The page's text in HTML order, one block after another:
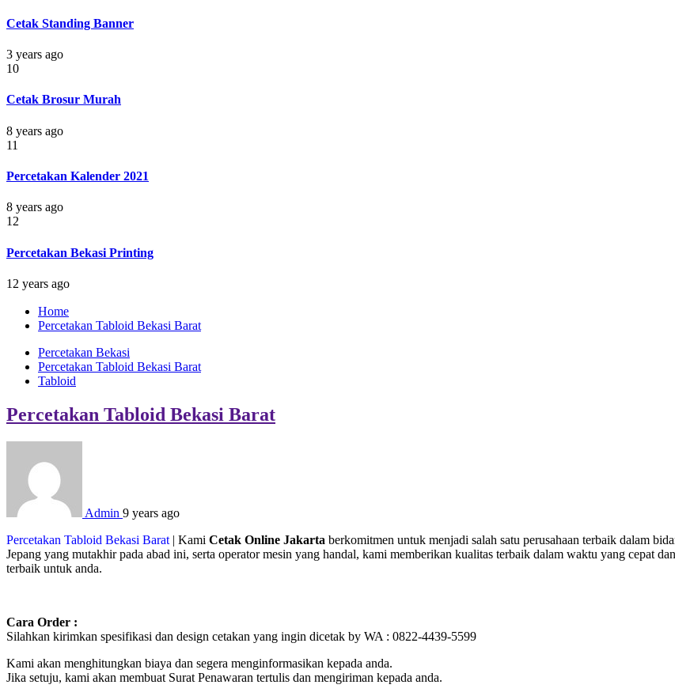
Cetak Standing Banner
3 years ago
10
Cetak Brosur Murah
8 years ago
11
Percetakan Kalender 2021
8 years ago
12
Percetakan Bekasi Printing
12 years ago
Home
Percetakan Tabloid Bekasi Barat
Percetakan Bekasi
Percetakan Tabloid Bekasi Barat
Tabloid
Percetakan Tabloid Bekasi Barat
Admin 9 years ago
Percetakan Tabloid Bekasi Barat | Kami Cetak Online Jakarta berkomitmen untuk menjadi salah satu perusahaan terbaik dalam
Jepang yang mutakhir pada abad ini, serta operator mesin yang handal, kami memberikan kualitas terbaik dalam waktu yang cepat
terbaik untuk anda.
Cara Order :
Silahkan kirimkan spesifikasi dan design cetakan yang ingin dicetak by WA : 0822-4439-5599
Kami akan menghitungkan biaya dan segera menginformasikan kepada anda.
Jika setuju, kami akan membuat Surat Penawaran tertulis dan mengiriman kepada anda.